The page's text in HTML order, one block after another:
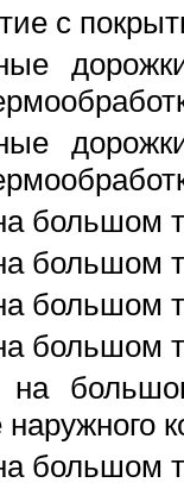
с
большом
большом
большом
большом
на
большом